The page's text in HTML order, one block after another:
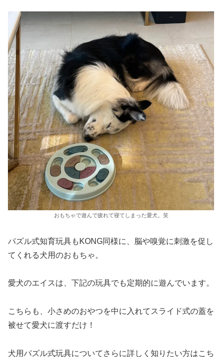
おもちゃで遊んで疲れて寝てしまった愛犬。笑
パズル式知育玩具もKONG同様に、脳や嗅覚に刺激を促し
てくれる犬用のおもちゃ。
愛犬のエイスは、下記の玩具でも定期的に遊んでいます。
こちらも、小さめのおやつを中に入れてスライド式の蓋を
被せて愛犬に渡すだけ！
犬用パズル式玩具についてさらに詳しく知りたい方はこち